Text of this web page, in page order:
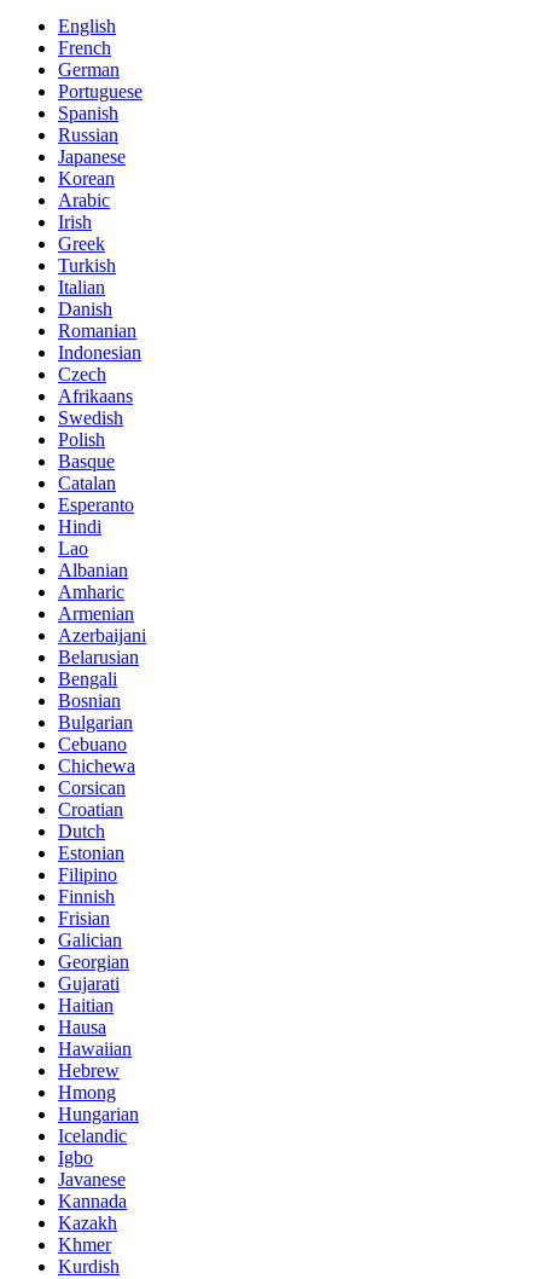
English
French
German
Portuguese
Spanish
Russian
Japanese
Korean
Arabic
Irish
Greek
Turkish
Italian
Danish
Romanian
Indonesian
Czech
Afrikaans
Swedish
Polish
Basque
Catalan
Esperanto
Hindi
Lao
Albanian
Amharic
Armenian
Azerbaijani
Belarusian
Bengali
Bosnian
Bulgarian
Cebuano
Chichewa
Corsican
Croatian
Dutch
Estonian
Filipino
Finnish
Frisian
Galician
Georgian
Gujarati
Haitian
Hausa
Hawaiian
Hebrew
Hmong
Hungarian
Icelandic
Igbo
Javanese
Kannada
Kazakh
Khmer
Kurdish